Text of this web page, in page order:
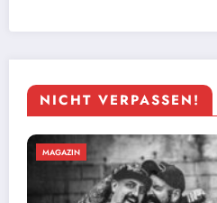
NICHT VERPASSEN!
MAGAZIN